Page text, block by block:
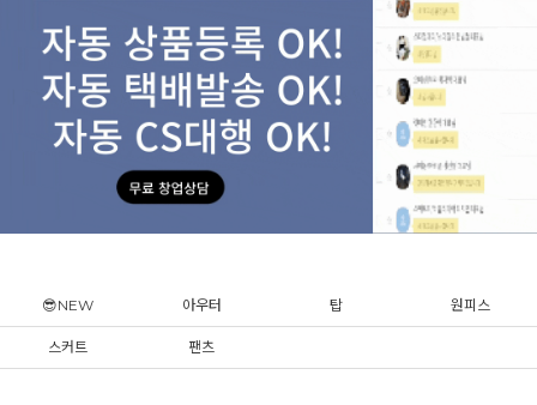
😎NEW 아우터 탑 원피스
스커트 팬츠